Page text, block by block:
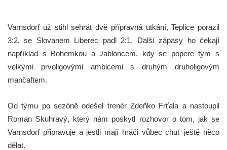
Varnsdorf už stihl sehrát dvě přípravná utkání, Teplice porazil
3:2, se Slovanem Liberec padl 2:1. Další zápasy ho čekají
například s Bohemkou a Jabloncem, kdy se popere tým s
velkými prvoligovými ambicemi s druhým druholigovým
mančaftem.
Od týmu po sezóně odešel trenér Zdeňko Frťala a nastoupil
Roman Skuhravý, který nám poskytl rozhovor o tom, jak se
Varnsdorf připravuje a jestli mají hráči vůbec chuť ještě něco
dělat.